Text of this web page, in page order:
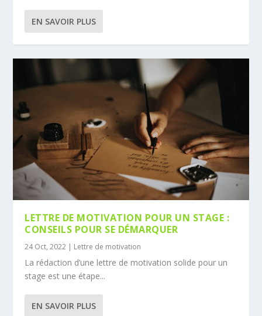
EN SAVOIR PLUS
LETTRE DE MOTIVATION POUR UN STAGE :
CONSEILS POUR SE DÉMARQUER
24 Oct, 2022 | Lettre de motivation
La rédaction d’une lettre de motivation solide pour un
stage est une étape...
EN SAVOIR PLUS